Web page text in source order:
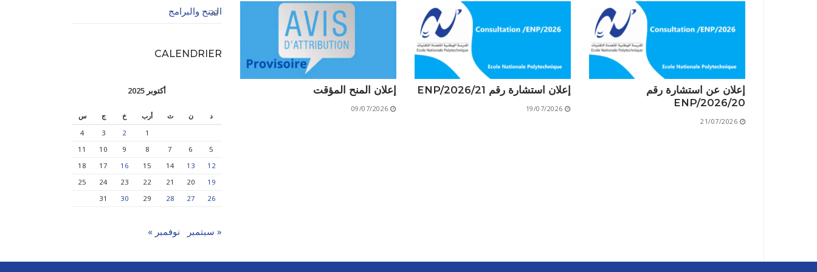
الأقــســــام الـتـحــضـيـريـــة
البرنامج الدراسي
عروض التكوين
الشهادات
نماذج ما بعد التدرج
إعلان عن استشارة رقم
20/ENP/2026
21/07/2026
إعلان استشارة رقم 21/ENP/2026
19/07/2026
إعلان المنح المؤقت
09/07/2026
المنح والبرامج
32
CALENDRIER
أكتوبر 2025
د ن ث أرب خ ج
س
1
2
3
4
5
6
7
8
9
10
11
12
13
14
15
16
17
18
19
20
21
22
23
24
25
26
27
28
29
30
31
« سبتمبر نوفمبر »